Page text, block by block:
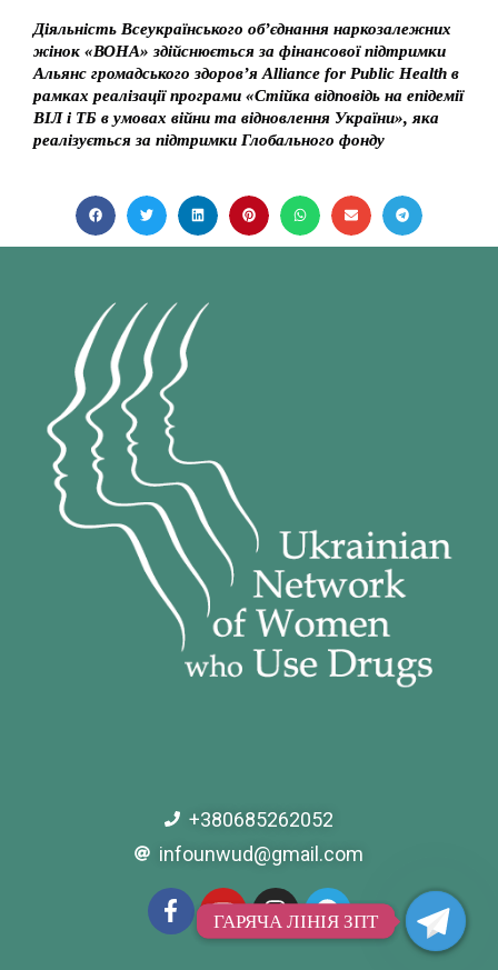
Діяльність Всеукраїнського об’єднання наркозалежних
жінок «ВОНА» здійснюється за фінансової підтримки
Альянс громадського здоров’я Alliance for Public Health в
рамках реалізації програми «Стійка відповідь на епідемії
ВІЛ і ТБ в умовах війни та відновлення України», яка
реалізується за підтримки Глобального фонду
+380685262052
infounwud@gmail.com
ГАРЯЧА ЛІНІЯ ЗПТ
ГАРЯЧА ЛІНІЯ ЗПТ